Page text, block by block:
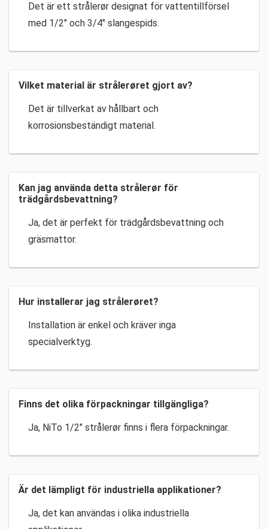
Det är ett strålerør designat för vattentillförsel
med 1/2″ och 3/4″ slangespids.
Vilket material är strålerøret gjort av?
Det är tillverkat av hållbart och
korrosionsbeständigt material.
Kan jag använda detta strålerør för
trädgårdsbevattning?
Ja, det är perfekt för trädgårdsbevattning och
gräsmattor.
Hur installerar jag strålerøret?
Installation är enkel och kräver inga
specialverktyg.
Finns det olika förpackningar tillgängliga?
Ja, NiTo 1/2″ strålerør finns i flera förpackningar.
Är det lämpligt för industriella applikationer?
Ja, det kan användas i olika industriella